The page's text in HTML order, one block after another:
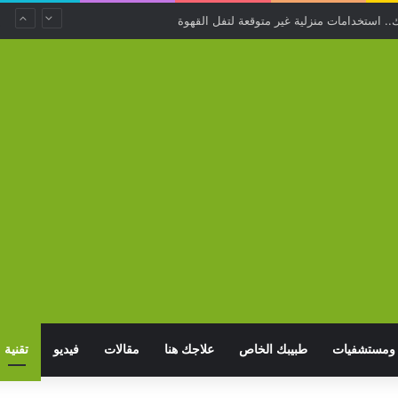
استخدامات منزلية غير متوقعة لتفل القهوة
طبيبك الخاص علاجك هنا مقالات فيديو تقنية